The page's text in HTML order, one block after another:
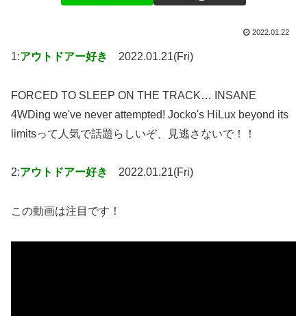
2022.01.22
1:アウトドアー好き 2022.01.21(Fri)
FORCED TO SLEEP ON THE TRACK… INSANE
4WDing we've never attempted! Jocko's HiLux beyond its
limitsって人気で話題らしいぞ、見逃さないで！！
2:アウトドアー好き 2022.01.21(Fri)
この動画は注目です！